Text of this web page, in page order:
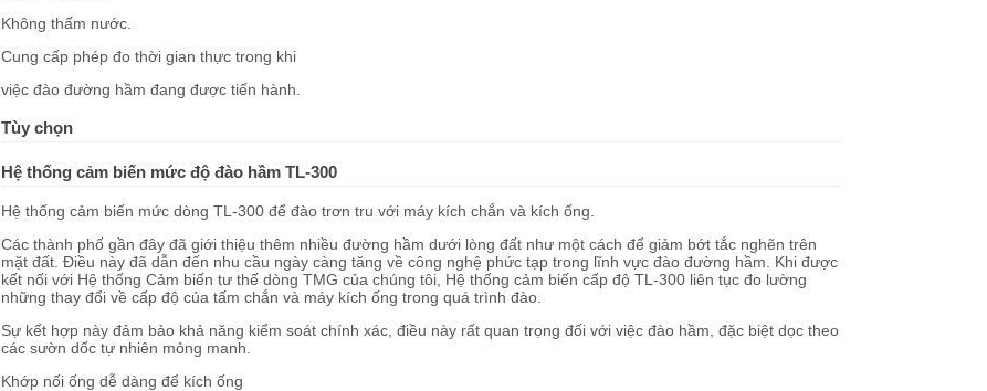
Không thấm nước.
Cung cấp phép đo thời gian thực trong khi
việc đào đường hầm đang được tiến hành.
Tùy chọn
Hệ thống cảm biến mức độ đào hầm TL-300
Hệ thống cảm biến mức dòng TL-300 để đào trơn tru với máy kích chắn và kích ống.
Các thành phố gần đây đã giới thiệu thêm nhiều đường hầm dưới lòng đất như một cách để giảm bớt tắc nghẽn trên
mặt đất. Điều này đã dẫn đến nhu cầu ngày càng tăng về công nghệ phức tạp trong lĩnh vực đào đường hầm. Khi được
kết nối với Hệ thống Cảm biến tư thế dòng TMG của chúng tôi, Hệ thống cảm biến cấp độ TL-300 liên tục đo lường
những thay đổi về cấp độ của tấm chắn và máy kích ống trong quá trình đào.
Sự kết hợp này đảm bảo khả năng kiểm soát chính xác, điều này rất quan trọng đối với việc đào hầm, đặc biệt dọc theo
các sườn dốc tự nhiên mỏng manh.
Khớp nối ống dễ dàng để kích ống